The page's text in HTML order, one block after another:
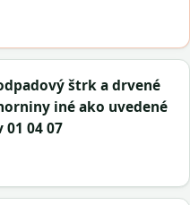
štrk a drvené
iné ako uvedené
01 04 07